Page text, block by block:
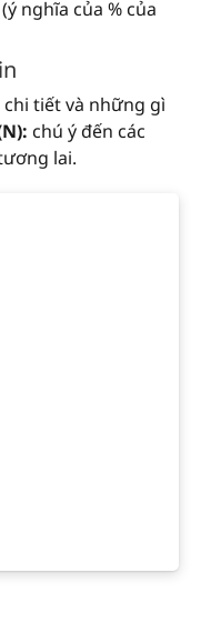
nghĩa của % của
tiết và những gì
chú ý đến các
lai.